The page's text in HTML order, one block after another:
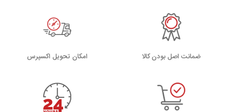
ضمانت اصل بودن کالا اﻣﮑﺎن ﺗﺤﻮﯾﻞ اﮐﺴﭙﺮس